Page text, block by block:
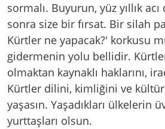
sormalı. Buyurun, yüz yıllık
sonra size bir fırsat. Bir silah
Kürtler ne yapacak?' korkusu
gidermenin yolu bellidir.
olmaktan kaynaklı haklarını,
Kürtler dilini, kimliğini ve
yaşasın. Yaşadıkları ülkelerin
yurttaşları olsun.